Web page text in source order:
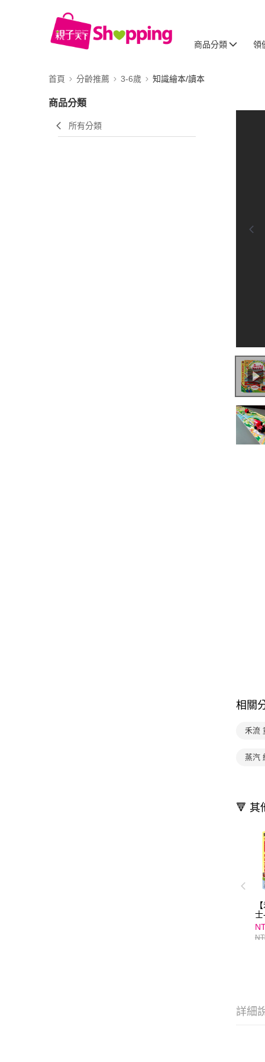
商品分類 領
首頁 分齡推薦 3-6歲 知識繪本/讀本
商品分類
所有分類
相關
禾流
蒸汽
🔻 其
士
詳細